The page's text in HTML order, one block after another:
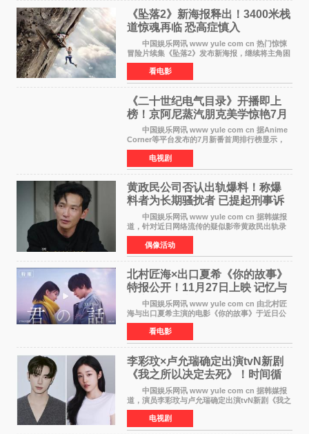
《坠落2》新海报释出！3400米栈
道惊魂再临 恐高症慎入
中国娱乐网讯 www yule com cn 热门惊悚
冒险片续集《坠落2》发布新海报，继续将主角困
于绝境高处——这一次，是摇摇欲坠的徒步栈
道。该片将于今年9月2日北美上映，恐高症患者
请提前做好心理
看电影
《二十世纪电气目录》开播即上
榜！京阿尼蒸汽朋克美学惊艳7月
新番季
中国娱乐网讯 www yule com cn 据Anime
Corner等平台发布的7月新番首周排行榜显示，
由京都动画制作的《二十世纪电气目录》在多个
榜单中表现亮眼，位列AniLab全球TOP10第十
名。该剧改编自结
电视剧
黄政民公司否认出轨爆料！称爆
料者为长期骚扰者 已提起刑事诉
中国娱乐网讯 www yule com cn 据韩媒报
道，针对近日网络流传的疑似影帝黄政民出轨录
音及短信爆料，黄政民所属经纪公司于今日正式
发表声明，明确否认相关传闻。 公司表示，
爆料者是一名长
偶像活动
北村匠海×出口夏希《你的故事》
特报公开！11月27日上映 记忆与
初恋的奇幻交织
中国娱乐网讯 www yule com cn 由北村匠
海与出口夏希主演的电影《你的故事》于近日公
开特报影像，正式定档11月27日上映。 本片
改编自三秋缒同名小说，编剧由曾执笔《孤独摇
滚！》的吉田惠
看电影
李彩玟×卢允瑞确定出演tvN新剧
《我之所以决定去死》！时间循
环青春爱情来袭
中国娱乐网讯 www yule com cn 据韩媒报
道，演员李彩玟与卢允瑞确定出演tvN新剧《我之
所以决定去死》，分别担任男女主角。该剧预计
将于明年播出，引发观众期待。 本剧改编自
NAVER同名人气
电视剧